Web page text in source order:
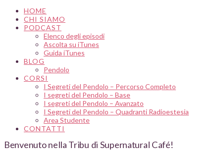
HOME
CHI SIAMO
PODCAST
Elenco degli episodi
Ascolta su iTunes
Guida iTunes
BLOG
Pendolo
CORSI
I Segreti del Pendolo – Percorso Completo
I segreti del Pendolo – Base
I segreti del Pendolo – Avanzato
I Segreti del Pendolo – Quadranti Radioestesia
Area Studente
CONTATTI
Benvenuto nella Tribu di Supernatural Café!